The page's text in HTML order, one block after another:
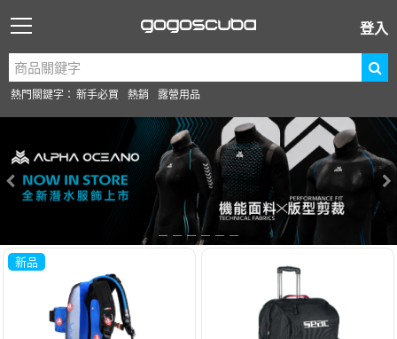
登入
熱門關鍵字： 新手必買 熱銷 露營用品
新品